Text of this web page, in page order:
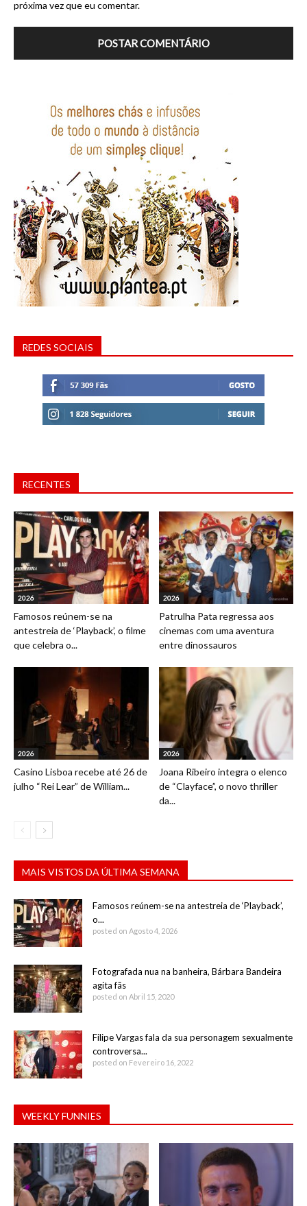
próxima vez que eu comentar.
REDES SOCIAIS
RECENTES
2026
Famosos reúnem-se na
antestreia de ‘Playback’, o filme
que celebra o...
2026
Patrulha Pata regressa aos
cinemas com uma aventura
entre dinossauros
2026
Casino Lisboa recebe até 26 de
julho “Rei Lear” de William...
2026
Joana Ribeiro integra o elenco
de “Clayface”, o novo thriller
da...
MAIS VISTOS DA ÚLTIMA SEMANA
Famosos reúnem-se na antestreia de ‘Playback’,
o...
posted on Agosto 4, 2026
Fotografada nua na banheira, Bárbara Bandeira
agita fãs
posted on Abril 15, 2020
Filipe Vargas fala da sua personagem sexualmente
controversa...
posted on Fevereiro 16, 2022
WEEKLY FUNNIES